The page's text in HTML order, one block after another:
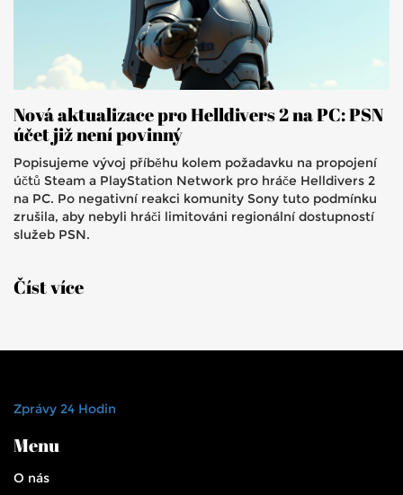
Nová aktualizace pro Helldivers 2 na PC: PSN
účet již není povinný
Popisujeme vývoj příběhu kolem požadavku na propojení
účtů Steam a PlayStation Network pro hráče Helldivers 2
na PC. Po negativní reakci komunity Sony tuto podmínku
zrušila, aby nebyli hráči limitováni regionální dostupností
služeb PSN.
Číst více
Zprávy 24 Hodin
Menu
O nás